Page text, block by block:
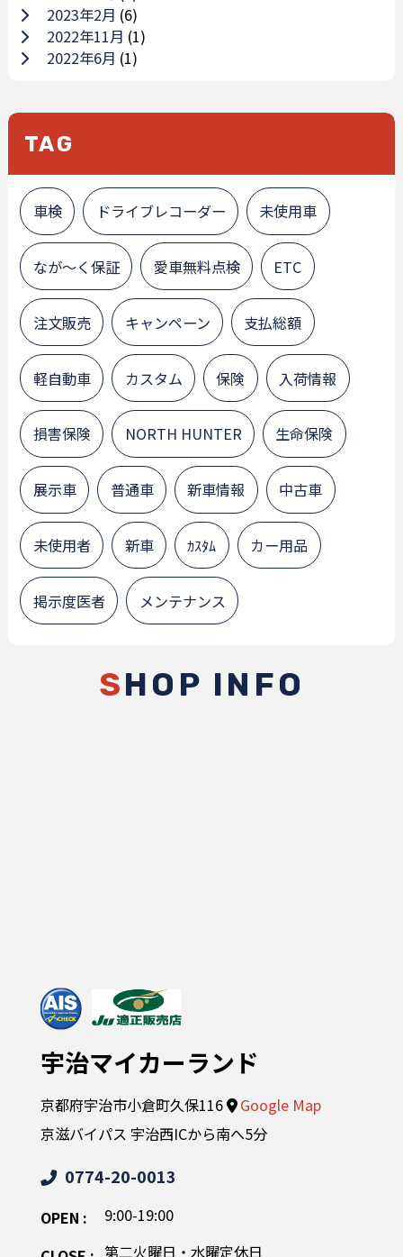
2023年2月 (6)
2022年11月 (1)
2022年6月 (1)
TAG
車検 ドライブレコーダー 未使用車
なが～く保証 愛車無料点検 ETC
注文販売 キャンペーン 支払総額
軽自動車 カスタム 保険 入荷情報
損害保険 NORTH HUNTER 生命保険
展示車 普通車 新車情報 中古車
未使用者 新車 ｶｽﾀﾑ カー用品
掲示度医者 メンテナンス
SHOP INFO
宇治マイカーランド
京都府宇治市小倉町久保116
Google Map
京滋バイパス 宇治西ICから南へ5分
0774-20-0013
OPEN :
9:00-19:00
第二火曜日・水曜定休日